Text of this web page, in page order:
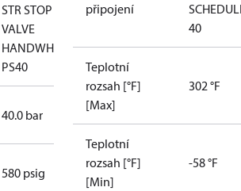
STR STOP
VALVE
HANDWHEEL
PS40
40.0 bar
580 psig
připojení
40
Teplotní
rozsah [°F]
[Max]
302 °F
Teplotní
rozsah [°F]
[Min]
-58 °F